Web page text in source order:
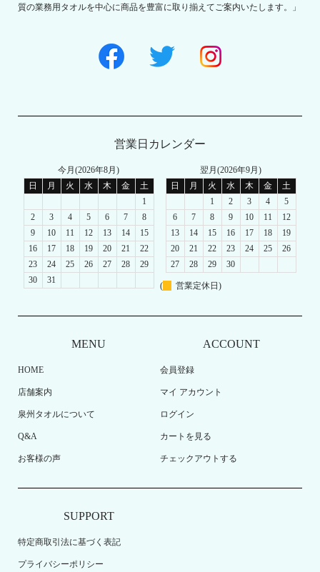
質の業務用タオルを中心に商品を豊富に取り揃えてご案内いたします。」
営業日カレンダー
今月(2026年8月)
日
月 火 水 木 金
土
1
2
3 4 5 6 7
8
9
10 11 12 13 14
15
16
17 18 19 20 21
22
23
24 25 26 27 28
29
30
31
翌月(2026年9月)
日
月 火 水 木 金
土
1
2 3 4
5
6
7 8 9 10 11
12
13
14 15 16 17 18
19
20
21 22 23 24 25
26
27
28 29 30
( 営業定休日)
MENU
HOME
店舗案内
泉州タオルについて
Q&A
お客様の声
ACCOUNT
会員登録
マイ アカウント
ログイン
カートを見る
チェックアウトする
SUPPORT
特定商取引法に基づく表記
プライバシーポリシー